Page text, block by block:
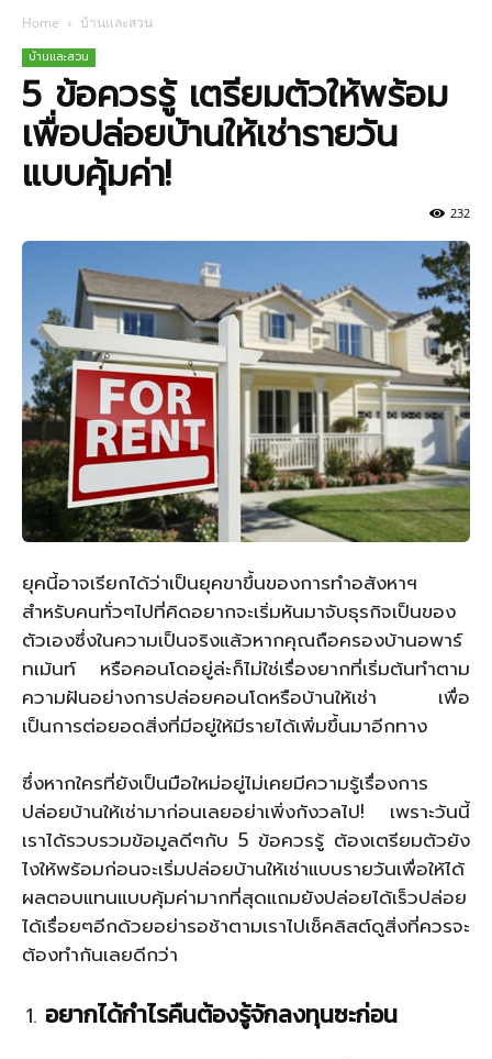
Home บ้านและสวน
บ้านและสวน
5 ข้อควรรู้ เตรียมตัวให้พร้อม
เพื่อปล่อยบ้านให้เช่ารายวัน
แบบคุ้มค่า!
232
ยุคนี้อาจเรียกได้ว่าเป็นยุคขาขึ้นของการทำอสังหาฯ
สำหรับคนทั่วๆไปที่คิดอยากจะเริ่มหันมาจับธุรกิจเป็นของ
ตัวเองซึ่งในความเป็นจริงแล้วหากคุณถือครองบ้านอพาร์
ทเม้นท์ หรือคอนโดอยู่ล่ะก็ไม่ใช่เรื่องยากที่เริ่มต้นทำตาม
ความฝันอย่างการปล่อยคอนโดหรือบ้านให้เช่า เพื่อ
เป็นการต่อยอดสิ่งที่มีอยู่ให้มีรายได้เพิ่มขึ้นมาอีกทาง
ซึ่งหากใครที่ยังเป็นมือใหม่อยู่ไม่เคยมีความรู้เรื่องการ
ปล่อยบ้านให้เช่ามาก่อนเลยอย่าเพิ่งกังวลไป! เพราะวันนี้
เราได้รวบรวมข้อมูลดีๆกับ 5 ข้อควรรู้ ต้องเตรียมตัวยัง
ไงให้พร้อมก่อนจะเริ่มปล่อยบ้านให้เช่าแบบรายวันเพื่อให้ได้
ผลตอบแทนแบบคุ้มค่ามากที่สุดแถมยังปล่อยได้เร็วปล่อย
ได้เรื่อยๆอีกด้วยอย่ารอช้าตามเราไปเช็คลิสต์ดูสิ่งที่ควรจะ
ต้องทำกันเลยดีกว่า
อยากได้กำไรคืนต้องรู้จักลงทุนซะก่อน